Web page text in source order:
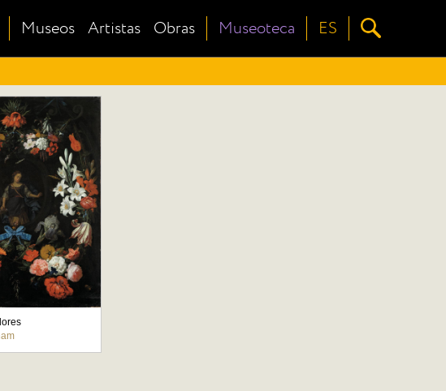
Museos Artistas Obras Museoteca ES